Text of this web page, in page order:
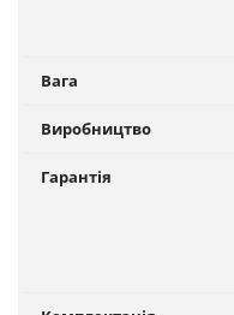
Вага
Виробництво
Гарантія